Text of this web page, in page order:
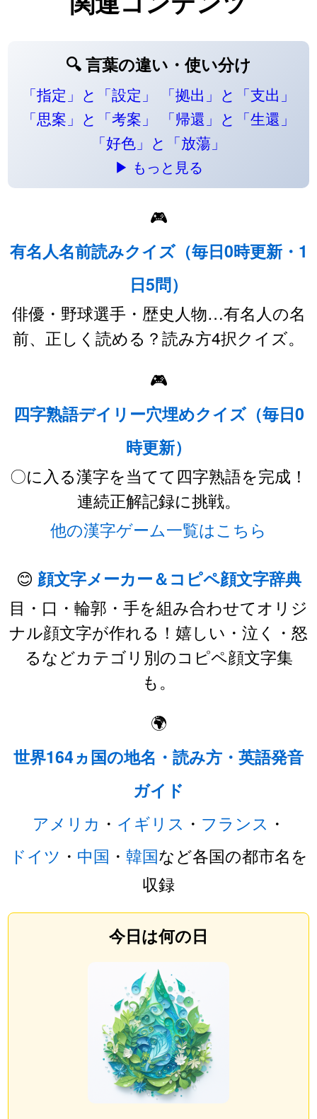
🔍 言葉の違い・使い分け
「指定」と「設定」
「拠出」と「支出」
「思案」と「考案」
「帰還」と「生還」
「好色」と「放蕩」
▶ もっと見る
🎮
有名人名前読みクイズ（毎日0時更新・1
日5問）
俳優・野球選手・歴史人物…有名人の名
前、正しく読める？読み方4択クイズ。
🎮
四字熟語デイリー穴埋めクイズ（毎日0
時更新）
〇に入る漢字を当てて四字熟語を完成！
連続正解記録に挑戦。
他の漢字ゲーム一覧はこちら
😊 顔文字メーカー＆コピペ顔文字辞典
目・口・輪郭・手を組み合わせてオリジ
ナル顔文字が作れる！嬉しい・泣く・怒
るなどカテゴリ別のコピペ顔文字集
も。
🌍
世界164ヵ国の地名・読み方・英語発音
ガイド
アメリカ ・ イギリス ・ フランス ・
ドイツ ・ 中国 ・ 韓国など各国の都市名を
収録
今日は何の日